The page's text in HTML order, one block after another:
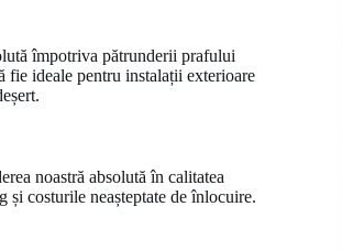
împotriva pătrunderii prafului
fie ideale pentru instalații exterioare
noastră absolută în calitatea
costurile neașteptate de înlocuire.